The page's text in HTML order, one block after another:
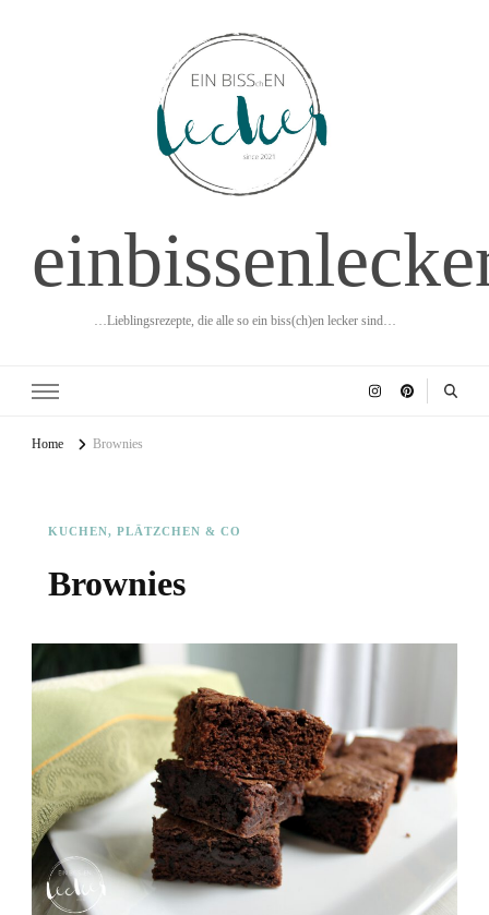
…Lieblingsrezepte, die alle so ein biss(ch)en lecker sind…
Home Brownies
KUCHEN, PLÄTZCHEN & CO
Brownies